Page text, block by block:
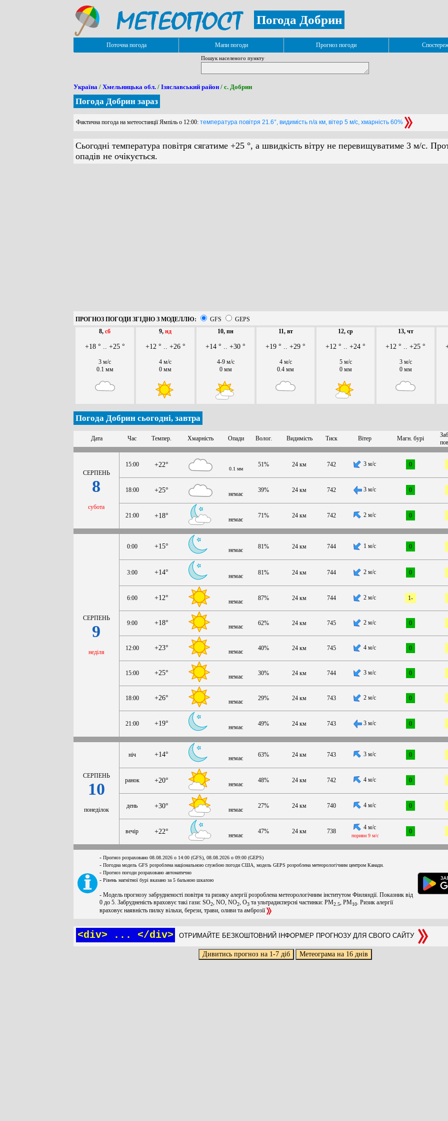
Погода Добрин
Поточна погода Мапи погоди Прогноз погоди
Пошук населеного пункту
Україна / Хмельницька обл. / Ізяславський район / с. Добрин
Погода Добрин зараз
Фактична погода на метеостанції Ямпіль о 12:00: температура повітря 21.6°, видимість n/a км, вітер 5 м/с, хмарність 60%
Сьогодні температура повітря сягатиме +25 °, а швидкість вітру не перевищуватиме 3 м/с.
опадів не очікується.
ПРОГНОЗ ПОГОДИ ЗГІДНО З МОДЕЛЛЮ: GFS
GEPS
8, сб
+18 ° .. +25 °
3 м/с
0.1 мм
9, нд
+12 ° .. +26 °
4 м/с
0 мм
10, пн
+14 ° .. +30 °
4-9 м/с
0 мм
11, вт
+19 ° .. +29 °
4 м/с
0.4 мм
12, ср
+12 ° .. +24 °
5 м/с
0 мм
13, чт
+12 ° .. +25 °
3 м/с
0 мм
Погода Добрин сьогодні, завтра
Дата Час Темпер. Хмарність Опади Волог. Видимість Тиск Вітер Магн. бурі
СЕРПЕНЬ
8
субота
15:00 +22°
0.1 мм
51% 24 км 742 3 м/с 0
18:00 +25° немає
39% 24 км 742 3 м/с 0
21:00 +18° немає
71% 24 км 742 2 м/с 0
СЕРПЕНЬ
9
неділя
0:00 +15° немає 81% 24 км 744 1 м/с 0
3:00 +14° немає 81% 24 км 744 2 м/с 0
6:00 +12° немає 87% 24 км 744 2 м/с 1-
9:00 +18° немає 62% 24 км 745 2 м/с 0
12:00 +23° немає 40% 24 км 745 4 м/с 0
15:00 +25° немає 30% 24 км 744 3 м/с 0
18:00 +26° немає 29% 24 км 743 2 м/с 0
21:00 +19° немає 49% 24 км 743 3 м/с 0
СЕРПЕНЬ
10
понеділок
ніч +14° немає 63% 24 км 743 3 м/с 0
ранок +20° немає
48% 24 км 742 4 м/с 0
день +30° немає
27% 24 км 740 4 м/с 0
вечір +22° немає
47% 24 км 738
4 м/с
пориви 9 м/с
0
- Прогноз розраховано 08.08.2026 о 14:00 (GFS), 08.08.2026 о 09:00 (GEPS)
- Погодна модель GFS розроблена національною службою погоди США, модель GEPS розроблена метеорологічним центром Канади.
- Прогноз погоди розраховано автоматично
- Рівень магнітної бурі вказано за 5 бальною шкалою
- Модель прогнозу забрудненості повітря та ризику алергії розроблена метеорологічним інститутом Фінляндії. Показник від
0 до 5. Забрудненість враховує такі гази: SO2 , NO, NO2 , O3 та ультрадисперсні частинки: PM2.5 , PM10 . Ризик алергії
враховує наявність пилку вільхи, берези, трави, оливи та амброзії
<div> ... </div> ОТРИМАЙТЕ БЕЗКОШТОВНИЙ ІНФОРМЕР ПРОГНОЗУ ДЛЯ СВОГО САЙТУ